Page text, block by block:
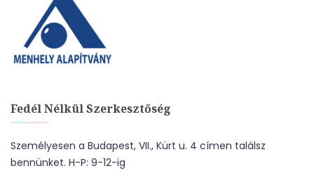
Fedél Nélkül Szerkesztőség
Személyesen a Budapest, VII., Kürt u. 4 címen találsz
bennünket. H-P: 9-12-ig